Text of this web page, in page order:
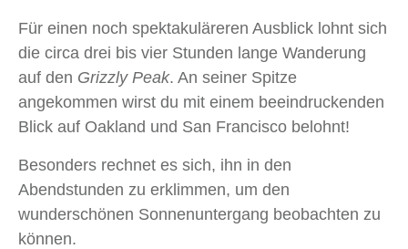
Für einen noch spektakuläreren Ausblick lohnt sich
die circa drei bis vier Stunden lange Wanderung
auf den Grizzly Peak. An seiner Spitze
angekommen wirst du mit einem beeindruckenden
Blick auf Oakland und San Francisco belohnt!
Besonders rechnet es sich, ihn in den
Abendstunden zu erklimmen, um den
wunderschönen Sonnenuntergang beobachten zu
können.